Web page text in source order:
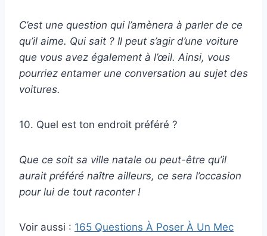
C’est une question qui l’amènera à parler de ce
qu’il aime. Qui sait ? Il peut s’agir d’une voiture
que vous avez également à l’œil. Ainsi, vous
pourriez entamer une conversation au sujet des
voitures.
10. Quel est ton endroit préféré ?
Que ce soit sa ville natale ou peut-être qu’il
aurait préféré naître ailleurs, ce sera l’occasion
pour lui de tout raconter !
Voir aussi : 165 Questions À Poser À Un Mec